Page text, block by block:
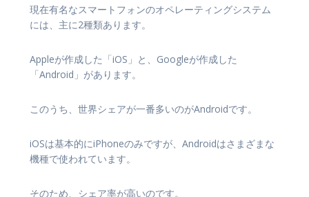
現在有名なスマートフォンのオペレーティングシステム
には、主に2種類あります。
Appleが作成した「iOS」と、Googleが作成した
「Android」があります。
このうち、世界シェアが一番多いのがAndroidです。
iOSは基本的にiPhoneのみですが、Androidはさまざまな
機種で使われています。
そのため、シェア率が高いのです。